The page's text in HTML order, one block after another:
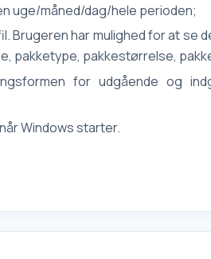
uge/måned/dag/hele perioden;
Brugeren har mulighed for at se
pakketype, pakkestørrelse,
for udgående og
Windows starter.